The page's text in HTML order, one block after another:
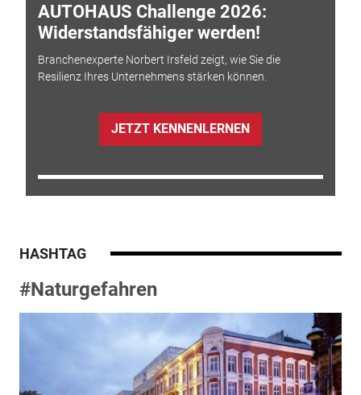
AUTOHAUS Challenge 2026:
Widerstandsfähiger werden!
Branchenexperte Norbert Irsfeld zeigt, wie Sie die
Resilienz Ihres Unternehmens stärken können.
JETZT KENNENLERNEN
HASHTAG
#Naturgefahren